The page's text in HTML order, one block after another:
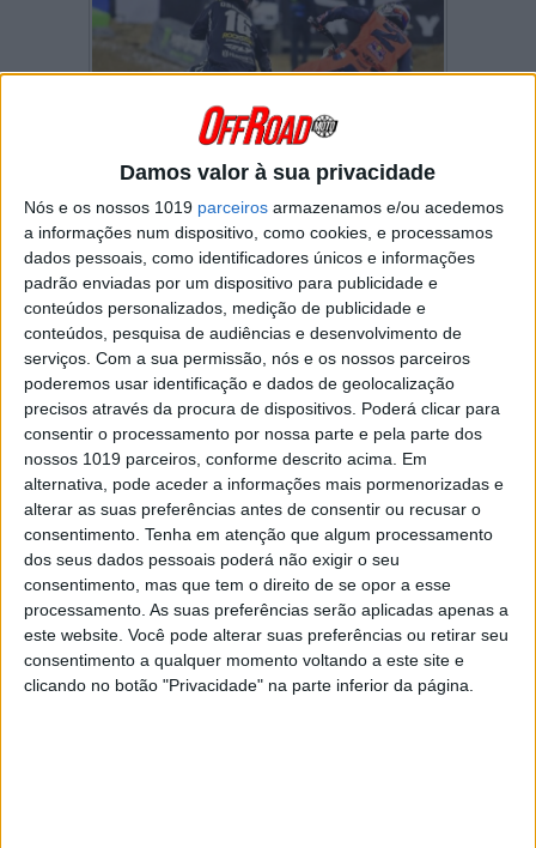
Damos valor à sua privacidade
Nós e os nossos 1019 parceiros armazenamos e/ou acedemos
a informações num dispositivo, como cookies, e processamos
dados pessoais, como identificadores únicos e informações
padrão enviadas por um dispositivo para publicidade e
conteúdos personalizados, medição de publicidade e
conteúdos, pesquisa de audiências e desenvolvimento de
serviços. Com a sua permissão, nós e os nossos parceiros
poderemos usar identificação e dados de geolocalização
precisos através da procura de dispositivos. Poderá clicar para
consentir o processamento por nossa parte e pela parte dos
nossos 1019 parceiros, conforme descrito acima. Em
alternativa, pode aceder a informações mais pormenorizadas e
alterar as suas preferências antes de consentir ou recusar o
consentimento. Tenha em atenção que algum processamento
dos seus dados pessoais poderá não exigir o seu
consentimento, mas que tem o direito de se opor a esse
processamento. As suas preferências serão aplicadas apenas a
este website. Você pode alterar suas preferências ou retirar seu
consentimento a qualquer momento voltando a este site e
clicando no botão "Privacidade" na parte inferior da página.
Zach Osborne Cooper Webb
disputaram a
vitória na segunda eliminatória da classe 450
em Houston 1.
Os dois companheiros de treino na Baker’s
Factory degladiaram-se durante várias voltas
mas opiloto da Husqvarna encontrou o
“ponto fraco” de Webbe lançou o ataque.
Saindo “que nem uma bala” da curvajunto
à recta do arranque, Osborne passou o piloto
da KTM
por fora!
Continuar a ler
AMA Supercross
AMA Supercross 2021
AMA SX 450
Cooper Webb
Zach Osborne